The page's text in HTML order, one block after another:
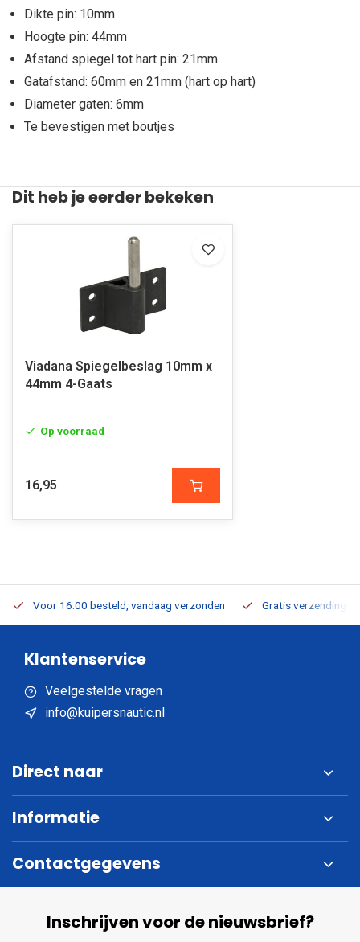
Dikte pin: 10mm
Hoogte pin: 44mm
Afstand spiegel tot hart pin: 21mm
Gatafstand: 60mm en 21mm (hart op hart)
Diameter gaten: 6mm
Te bevestigen met boutjes
Dit heb je eerder bekeken
Viadana Spiegelbeslag 10mm x
44mm 4-Gaats
Op voorraad
16,95
Voor 16:00 besteld, vandaag verzonden Gratis verzending
Klantenservice
Veelgestelde vragen
info@kuipersnautic.nl
Direct naar
Informatie
Contactgegevens
Inschrijven voor de nieuwsbrief?